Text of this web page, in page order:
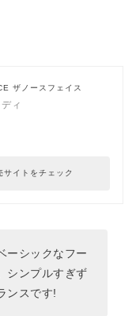
ザノースフェイス
ィ
サイトをチェック
ーシックなフー
シンプルすぎず
ンスです!